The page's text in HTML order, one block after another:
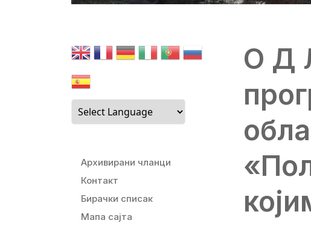
О Д
Архивирани чланци
Контакт
Бирачки списак
Мапа сајта